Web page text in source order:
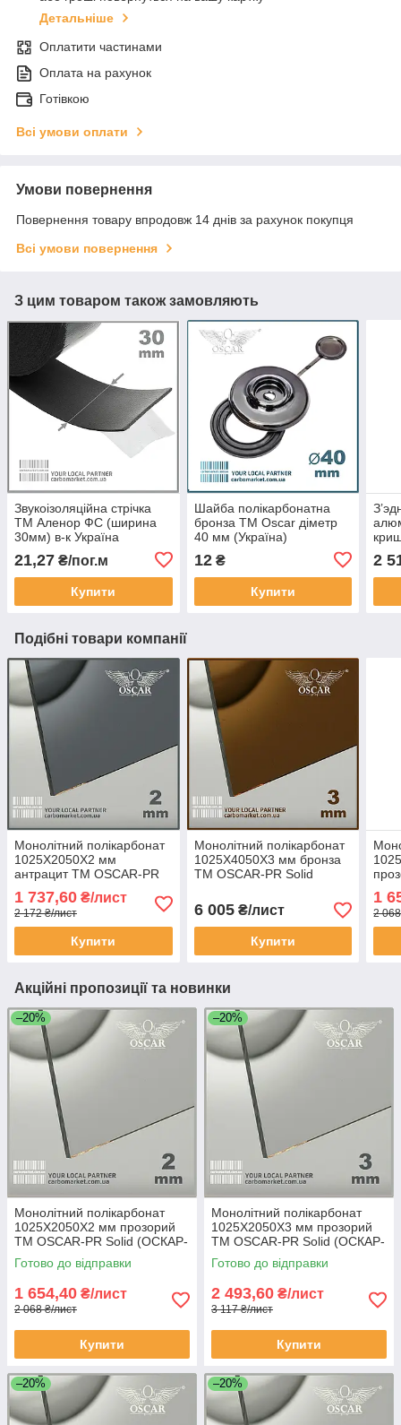
Детальніше
Оплатити частинами
Оплата на рахунок
Готівкою
Всі умови оплати
Умови повернення
Повернення товару впродовж 14 днів за рахунок покупця
Всі умови повернення
З цим товаром також замовляють
Звукоізоляційна стрічка
ТМ Аленор ФС (ширина
30мм) в-к Україна
21,27 ₴/пог.м
Купити
Шайба полікарбонатна
бронза TM Oscar діметр
40 мм (Україна)
12₴
Купити
6,1
2
Подібні товари компанії
Монолітний полікарбонат
1025Х2050Х2 мм
антрацит TM OSCAR-PR
Solid (ОСКАР-Преміум)
Сербія
1 737,60 ₴/лист
2 172 ₴/лист
Купити
Монолітний полікарбонат
1025Х4050Х3 мм бронза
TM OSCAR-PR Solid
6 005₴/лист
Купити
1
2
Акційні пропозиції та новинки
–20%
Монолітний полікарбонат
1025Х2050Х2 мм прозорий
TM OSCAR-PR Solid (ОСКАР-
Преміум) Сербія
Готово до відправки
1 654,40 ₴/лист
2 068 ₴/лист
Купити
–20%
Монолітний полікарбонат
1025Х2050Х3 мм прозорий
TM OSCAR-PR Solid (ОСКАР-
Преміум) Сербія
Готово до відправки
2 493,60 ₴/лист
3 117 ₴/лист
Купити
–20% –20%